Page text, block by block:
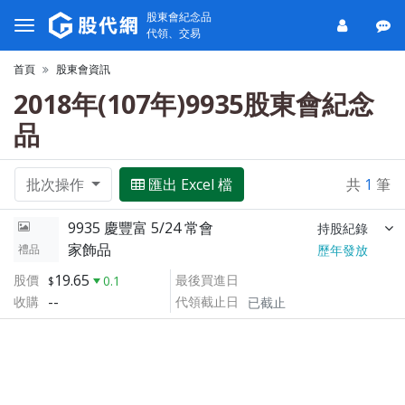
股東會紀念品
代領、交易
首頁 股東會資訊
2018年(107年)9935股東會紀念
品
批次操作 匯出 Excel 檔 共 1 筆
禮品
9935 慶豐富 5/24 常會 持股紀錄
家飾品
歷年發放
股價
19.65
0.1
收購 --
最後買進日
代領截止日
已截止